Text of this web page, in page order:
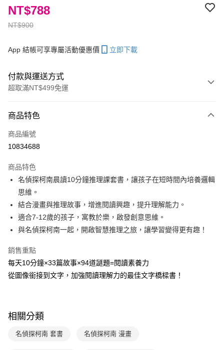
NT$900
NT$788
App 結帳可享專屬活動優惠價 立即下載
付款與運送方式
超取滿NT$499免運
信用卡一次付款
LINE Pay
大哥付你分期
相關說明
【大哥付你分期使用說明】
1.本服務由台灣大哥大提供，台灣大哥大用戶可立即使用無須另外申請。
2.付款方式選擇「大哥付你分期」，訂單成立後會自動跳轉到大哥付的交易
流程，驗證手機門號後，選擇欲分期的期數、繳款截止日，確認付款後即完
3.實際核准額度、可分期數及費用金額請依後續交易確認頁面所載為準。
4.訂單成立30分鐘內，如未前往確認交易或遇審核未通過，訂單將自動取
消。如遇「轉專審核」未通過狀況，表示未達大哥付你分期系統評分，恕無
法說明評估內容。
帳／街口支付／iPASS MONEY」等通路繳費。
【注意事項】
AFTEE先享後付
相關說明
【關於「AFTEE先享後付」】
便利好安心！
１．簡單：不需註冊會員、不需綁卡、不需儲值。
２．便利：只要手機號碼，簡訊認證，即可結帳。
３．安心：先確認商品／服務後，再付款。
結帳頁面，進行簡訊認證並確認金額後，即可完成結帳。
２．訂單成立數日內，您將收到繳費通知簡訊。
３．收到繳費通知簡訊後14天內，點擊此簡訊中的連結，可透過四大超商／
運送方式
付款後全家取貨｜8/8-8/14運費優惠，結帳滿499即享免運。
付款後7-11取貨
商品特色
商品編號
10834688
商品特色
名偵探柯南晨讀10分鐘推理課套書，讓孩子在短時間內培養邏輯
思維。
結合漫畫與推理故事，增進閱讀興趣，提升理解能力。
適合7-12歲的孩子，寓教於樂，啟發創意思維。
與名偵探柯南一起，開啟智慧推理之旅，讓學習變得更有趣！
銷售重點
每天10分鐘×33篇故事×94道謎題=閱讀素養力
從圖像銜接到文字，加強閱讀理解力的最佳文字橋樑書！
相關分類
名偵探柯南 套書 名偵探柯南 漫畫